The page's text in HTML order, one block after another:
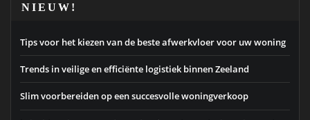
NIEUW!
Tips voor het kiezen van de beste afwerkvloer voor uw woning
Trends in veilige en efficiënte logistiek binnen Zeeland
Slim voorbereiden op een succesvolle woningverkoop